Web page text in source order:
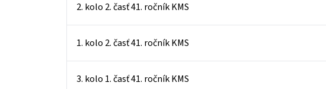
2. kolo 2. časť 41. ročník KMS
1. kolo 2. časť 41. ročník KMS
3. kolo 1. časť 41. ročník KMS